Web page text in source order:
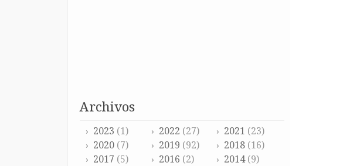
archivos
2023 (1) 2022 (27) 2021 (23)
2020 (7) 2019 (92) 2018 (16)
2017 (5) 2016 (2) 2014(9)